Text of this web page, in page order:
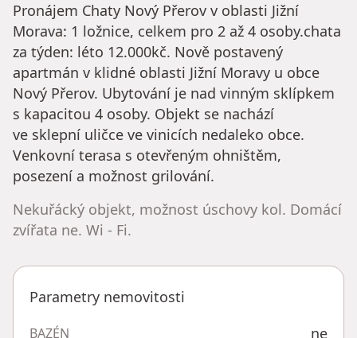
Pronájem Chaty Nový Přerov v oblasti Jižní
Morava: 1 ložnice, celkem pro 2 až 4 osoby.chata
za týden: léto 12.000kč. Nově postavený
apartmán v klidné oblasti Jižní Moravy u obce
Nový Přerov. Ubytování je nad vinným sklípkem
s kapacitou 4 osoby. Objekt se nachází
ve sklepní uličce ve vinicích nedaleko obce.
Venkovní terasa s otevřeným ohništěm,
posezení a možnost grilování.
Nekuřácký objekt, možnost úschovy kol. Domácí
zvířata ne. Wi - Fi.
Parametry nemovitosti
BAZÉN ne